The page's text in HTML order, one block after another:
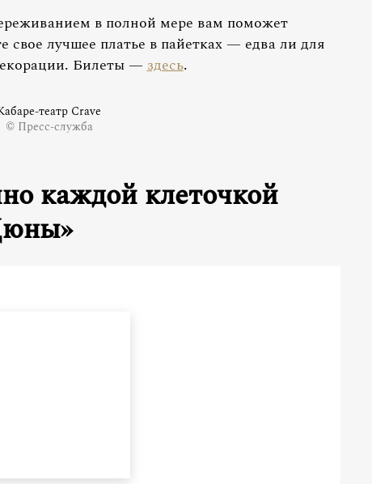
в полной мере вам поможет
свое лучшее платье в пайетках — едва ли для
Билеты —здесь.
театр Crave
© Пресс-служба
каждой клеточкой